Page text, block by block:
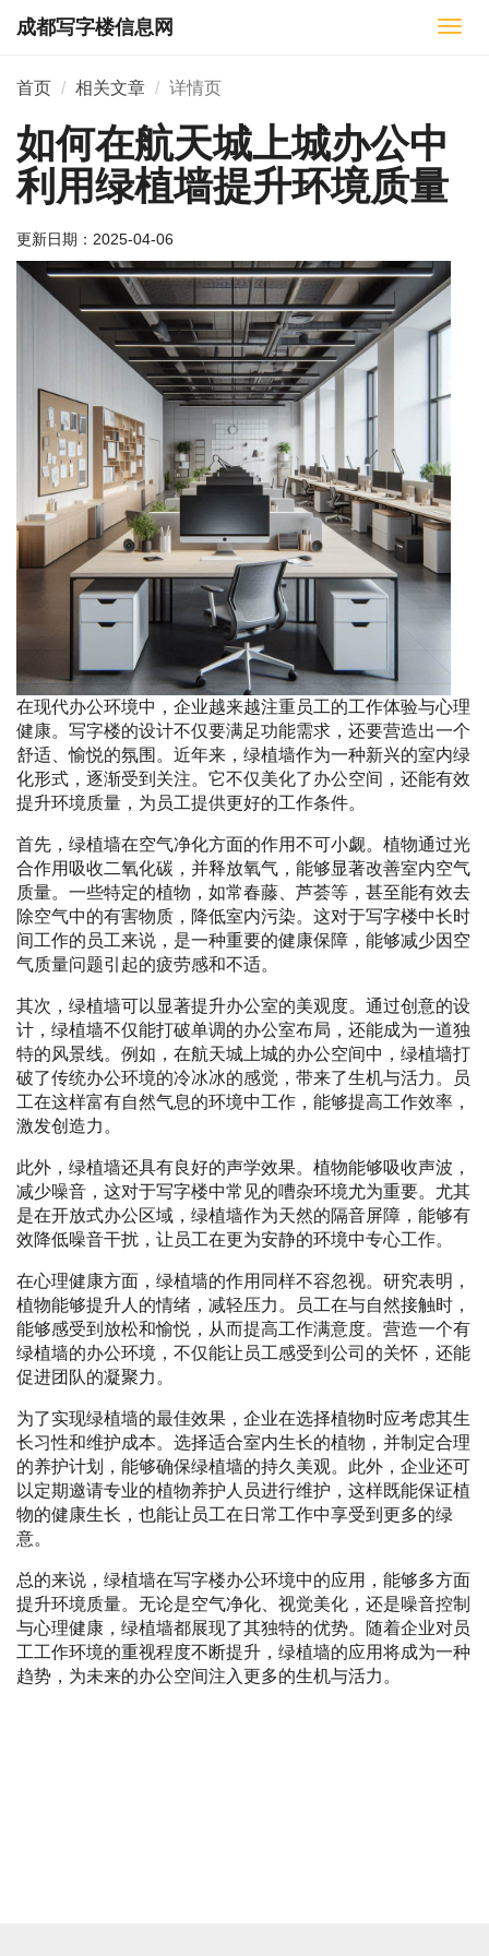
切
成都写字楼信息网
首页 相关文章 详情页
如何在航天城上城办公中
利用绿植墙提升环境质量
更新日期： 2025-04-06
在现代办公环境中，企业越来越注重员工的工作体验与心理
健康。写字楼的设计不仅要满足功能需求，还要营造出一个
舒适、愉悦的氛围。近年来，绿植墙作为一种新兴的室内绿
化形式，逐渐受到关注。它不仅美化了办公空间，还能有效
提升环境质量，为员工提供更好的工作条件。
首先，绿植墙在空气净化方面的作用不可小觑。植物通过光
合作用吸收二氧化碳，并释放氧气，能够显著改善室内空气
质量。一些特定的植物，如常春藤、芦荟等，甚至能有效去
除空气中的有害物质，降低室内污染。这对于写字楼中长时
间工作的员工来说，是一种重要的健康保障，能够减少因空
气质量问题引起的疲劳感和不适。
其次，绿植墙可以显著提升办公室的美观度。通过创意的设
计，绿植墙不仅能打破单调的办公室布局，还能成为一道独
特的风景线。例如，在航天城上城的办公空间中，绿植墙打
破了传统办公环境的冷冰冰的感觉，带来了生机与活力。员
工在这样富有自然气息的环境中工作，能够提高工作效率，
激发创造力。
此外，绿植墙还具有良好的声学效果。植物能够吸收声波，
减少噪音，这对于写字楼中常见的嘈杂环境尤为重要。尤其
是在开放式办公区域，绿植墙作为天然的隔音屏障，能够有
效降低噪音干扰，让员工在更为安静的环境中专心工作。
在心理健康方面，绿植墙的作用同样不容忽视。研究表明，
植物能够提升人的情绪，减轻压力。员工在与自然接触时，
能够感受到放松和愉悦，从而提高工作满意度。营造一个有
绿植墙的办公环境，不仅能让员工感受到公司的关怀，还能
促进团队的凝聚力。
为了实现绿植墙的最佳效果，企业在选择植物时应考虑其生
长习性和维护成本。选择适合室内生长的植物，并制定合理
的养护计划，能够确保绿植墙的持久美观。此外，企业还可
以定期邀请专业的植物养护人员进行维护，这样既能保证植
物的健康生长，也能让员工在日常工作中享受到更多的绿
意。
总的来说，绿植墙在写字楼办公环境中的应用，能够多方面
提升环境质量。无论是空气净化、视觉美化，还是噪音控制
与心理健康，绿植墙都展现了其独特的优势。随着企业对员
工工作环境的重视程度不断提升，绿植墙的应用将成为一种
趋势，为未来的办公空间注入更多的生机与活力。